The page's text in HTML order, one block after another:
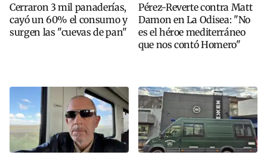
Cerraron 3 mil panaderías,
cayó un 60% el consumo y
surgen las "cuevas de pan"
Pérez-Reverte contra Matt
Damon en La Odisea: "No
es el héroe mediterráneo
que nos contó Homero"